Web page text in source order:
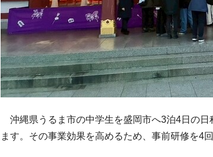
沖縄県うるま市の中学生を盛岡市へ3泊4日の
ます。その事業効果を高めるため、事前研修を4